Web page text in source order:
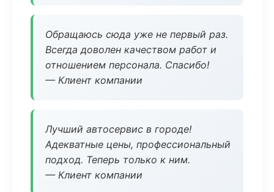
Обращаюсь сюда уже не первый раз.
Всегда доволен качеством работ и
отношением персонала. Спасибо!
— Клиент компании
Лучший автосервис в городе!
Адекватные цены, профессиональный
подход. Теперь только к ним.
— Клиент компании